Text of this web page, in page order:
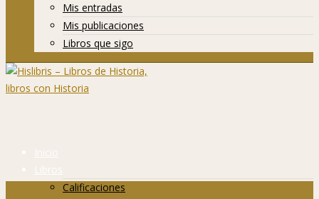
Mis entradas
Mis publicaciones
Libros que sigo
Inicio
Libros
Calificaciones